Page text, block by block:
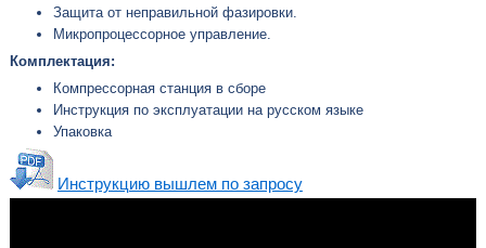
Защита от неправильной фазировки.
Микропроцессорное управление.
Комплектация:
Компрессорная станция в сборе
Инструкция по эксплуатации на русском языке
Упаковка
Инструкцию вышлем по запросу